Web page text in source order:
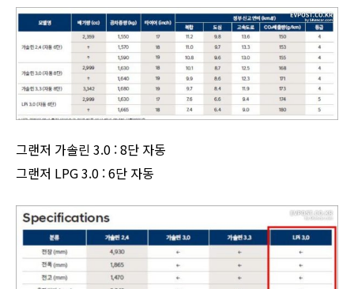
그랜저 가솔린 3.0 : 8단 자동
그랜저 LPG 3.0 : 6단 자동